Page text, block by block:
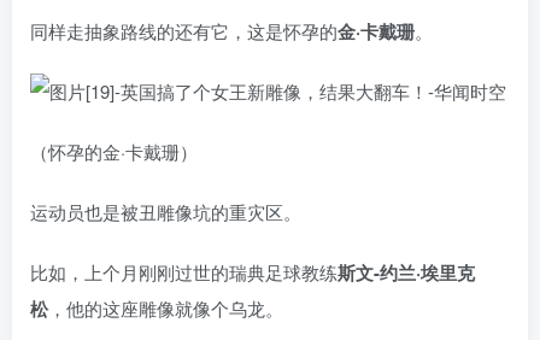
同样走抽象路线的还有它，这是怀孕的金·卡戴珊。
（怀孕的金·卡戴珊）
运动员也是被丑雕像坑的重灾区。
比如，上个月刚刚过世的瑞典足球教练斯文-约兰·埃里克
松，他的这座雕像就像个乌龙。